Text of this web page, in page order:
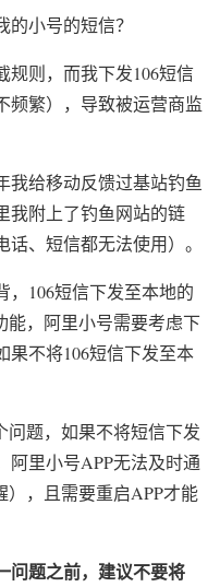
小号的短信？
规则，而我下发106短信
频繁），导致被运营商监
我给移动反馈过基站钓鱼
我附上了钓鱼网站的链
、短信都无法使用）。
，106短信下发至本地的
能，阿里小号需要考虑下
果不将106短信下发至本
问题，如果不将短信下发
阿里小号APP无法及时通
），且需要重启APP才能
问题之前，建议不要将